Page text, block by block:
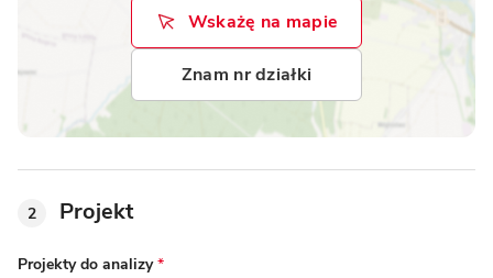
Wskażę na mapie
Znam nr działki
2 Projekt
Projekty do analizy *